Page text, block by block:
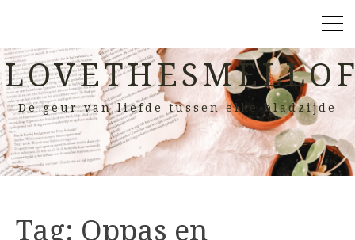
De geur van liefde tussen elke bladzijde
Tag: Oppas en